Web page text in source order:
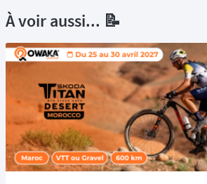
À voir aussi... 📝